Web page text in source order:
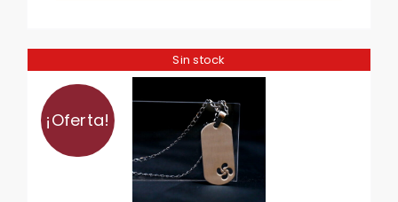
Sin stock
¡Oferta!